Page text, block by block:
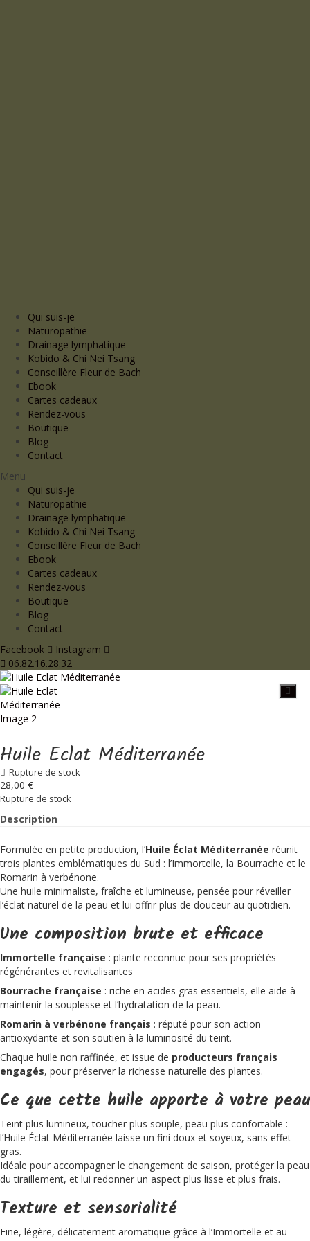
Qui suis-je
Naturopathie
Drainage lymphatique
Kobido & Chi Nei Tsang
Conseillère Fleur de Bach
Ebook
Cartes cadeaux
Rendez-vous
Boutique
Blog
Contact
Menu
Qui suis-je
Naturopathie
Drainage lymphatique
Kobido & Chi Nei Tsang
Conseillère Fleur de Bach
Ebook
Cartes cadeaux
Rendez-vous
Boutique
Blog
Contact
Facebook
Instagram
06.82.16.28.32
Huile Eclat Méditerranée
Rupture de stock
28,00 €
Rupture de stock
Description
Formulée en petite production, l’Huile Éclat Méditerranée réunit
trois plantes emblématiques du Sud : l’Immortelle, la Bourrache et le
Romarin à verbénone.
Une huile minimaliste, fraîche et lumineuse, pensée pour réveiller
l’éclat naturel de la peau et lui offrir plus de douceur au quotidien.
Une composition brute et efficace
Immortelle française : plante reconnue pour ses propriétés
régénérantes et revitalisantes
Bourrache française : riche en acides gras essentiels, elle aide à
maintenir la souplesse et l’hydratation de la peau.
Romarin à verbénone français : réputé pour son action
antioxydante et son soutien à la luminosité du teint.
Chaque huile non raffinée, et issue de producteurs français
engagés, pour préserver la richesse naturelle des plantes.
Ce que cette huile apporte à votre peau
Teint plus lumineux, toucher plus souple, peau plus confortable :
l’Huile Éclat Méditerranée laisse un fini doux et soyeux, sans effet
gras.
Idéale pour accompagner le changement de saison, protéger la peau
du tiraillement, et lui redonner un aspect plus lisse et plus frais.
Texture et sensorialité
Fine, légère, délicatement aromatique grâce à l’Immortelle et au